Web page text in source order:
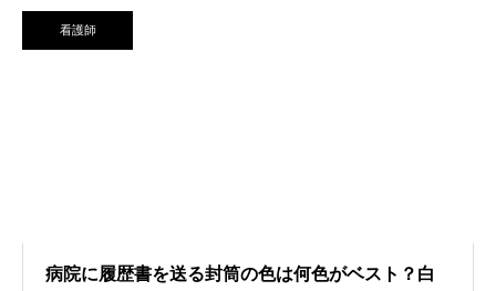
看護師
病院に履歴書を送る封筒の色は何色がベスト？白